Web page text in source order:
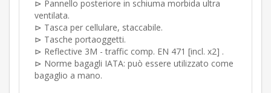
⊳ Pannello posteriore in schiuma morbida ultra
ventilata.
⊳ Tasca per cellulare, staccabile.
⊳ Tasche portaoggetti.
⊳ Reflective 3M - traffic comp. EN 471 [incl. x2] .
⊳ Norme bagagli IATA: può essere utilizzato come
bagaglio a mano.